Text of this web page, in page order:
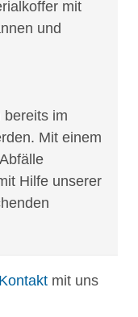
mit
und
bereits im
Mit einem
Hilfe unserer
Kontakt mit uns